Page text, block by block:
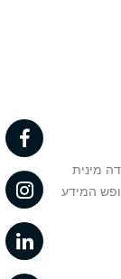
מינית
המידע